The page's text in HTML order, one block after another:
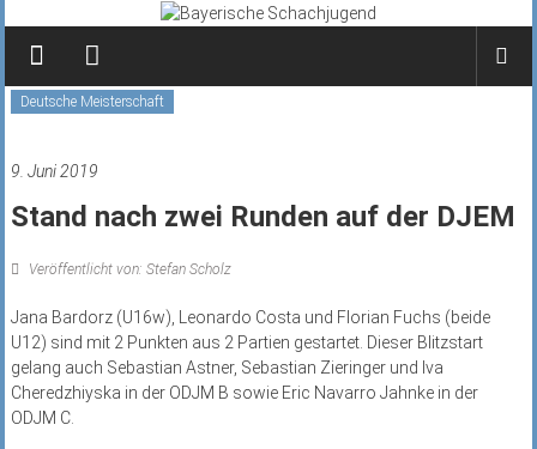
springen
Deutsche Meisterschaft
9. Juni 2019
Stand nach zwei Runden auf der DJEM
Veröffentlicht von: Stefan Scholz
Jana Bardorz (U16w), Leonardo Costa und Florian Fuchs (beide
U12) sind mit 2 Punkten aus 2 Partien gestartet. Dieser Blitzstart
gelang auch Sebastian Astner, Sebastian Zieringer und Iva
Cheredzhiyska in der ODJM B sowie Eric Navarro Jahnke in der
ODJM C.